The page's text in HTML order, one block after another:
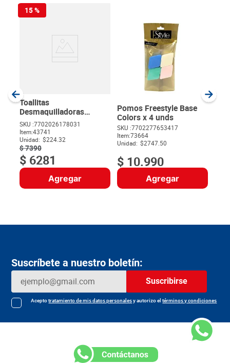
15 %
Toallitas
Desmaquilladoras
Pomys Basic x 28 unds
SKU :7702026178031
Item:43741
Unidad: $224.32
$7390
$ 6281
Agregar
Pomos Freestyle Base
Colors x 4 unds
SKU :7702277653417
Item:73664
Unidad: $2747.50
$ 10.990
Agregar
Suscríbete a nuestro boletín:
Suscribirse
Aceptotratamiento de mis datos personalesy autorizo eltérminos y condiciones